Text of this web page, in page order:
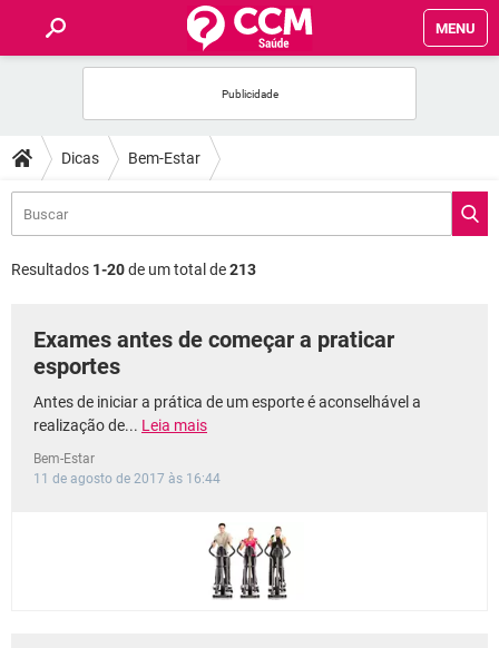
MENU
FÓRUM
SAÚDE
BEM-ESTAR
SEXUALIDADE
GLOSSÁRIO
Dicas Bem-Estar
Resultados 1-20de um total de213
Exames antes de começar a praticar
esportes
Antes de iniciar a prática de um esporte é aconselhável a
realização de... Leia mais
Bem-Estar
11 de agosto de 2017 às 16:44